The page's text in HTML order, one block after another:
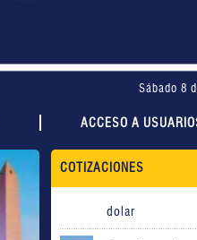
Sábado 8
ACCESO A
COTIZACIONES
dolar